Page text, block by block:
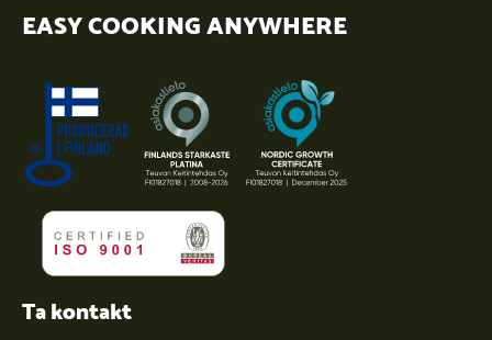
EASY COOKING ANYWHERE
Ta kontakt